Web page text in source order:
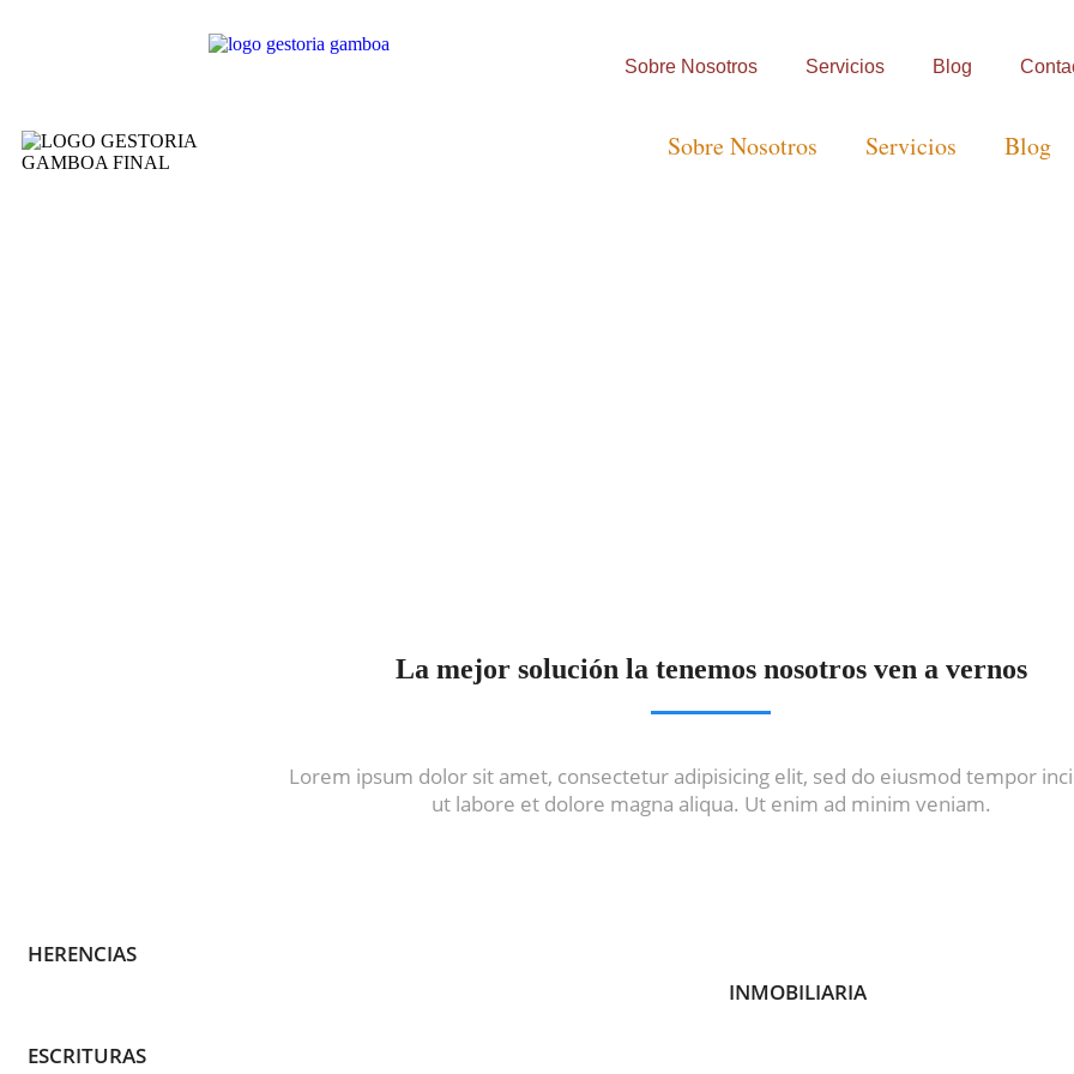
Sobre Nosotros Servicios Blog
Sobre Nosotros Servicios Blog
La mejor solución la tenemos nosotros ven a vernos
Lorem ipsum dolor sit amet, consectetur adipisicing elit, sed do eiusmod tempor
ut labore et dolore magna aliqua. Ut enim ad minim veniam.
HERENCIAS
ESCRITURAS
INMOBILIARIA